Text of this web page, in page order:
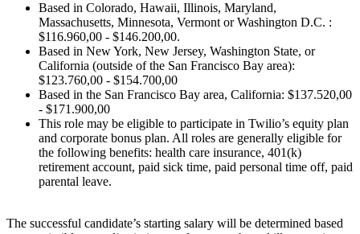
Based in Colorado, Hawaii, Illinois, Maryland,
Massachusetts, Minnesota, Vermont or Washington D.C. :
$116.960,00 - $146.200,00.
Based in New York, New Jersey, Washington State, or
California (outside of the San Francisco Bay area):
$123.760,00 - $154.700,00
Based in the San Francisco Bay area, California: $137.520,00
- $171.900,00
This role may be eligible to participate in Twilio’s equity plan
and corporate bonus plan. All roles are generally eligible for
the following benefits: health care insurance, 401(k)
retirement account, paid sick time, paid personal time off, paid
parental leave.
The successful candidate’s starting salary will be determined based